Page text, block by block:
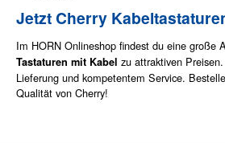
Jetzt Cherry
Im HORN Onlineshop findest du eine große
Tastaturen mit Kabel zu attraktiven
Lieferung und kompetentem Service.
Qualität von Cherry!